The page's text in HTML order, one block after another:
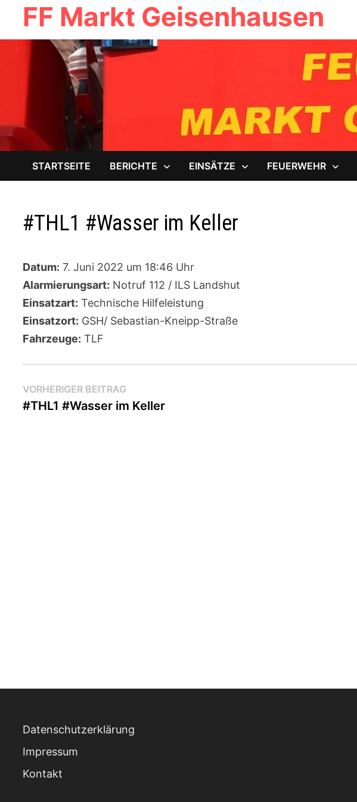
Inhalt
springen
FF Markt Geisenhausen
STARTSEITE BERICHTE EINSÄTZE FEUERWEHR
#THL1 #Wasser im Keller
Datum: 7. Juni 2022 um 18:46 Uhr
Alarmierungsart: Notruf 112 / ILS Landshut
Einsatzart: Technische Hilfeleistung
Einsatzort: GSH/ Sebastian-Kneipp-Straße
Fahrzeuge: TLF
Beitragsnavigation
VORHERIGER BEITRAG
Beitrag:
#THL1 #Wasser im Keller
Datenschutzerklärung
Impressum
Kontakt